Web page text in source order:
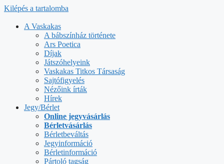
Kilépés a tartalomba
A Vaskakas
A bábszínház története
Ars Poetica
Díjak
Játszóhelyeink
Vaskakas Titkos Társaság
Sajtófigyelés
Nézőink írták
Hírek
Jegy/Bérlet
Online jegyvásárlás
Bérletvásárlás
Bérletbeváltás
Jegyinformáció
Bérletinformáció
Pártoló tagság